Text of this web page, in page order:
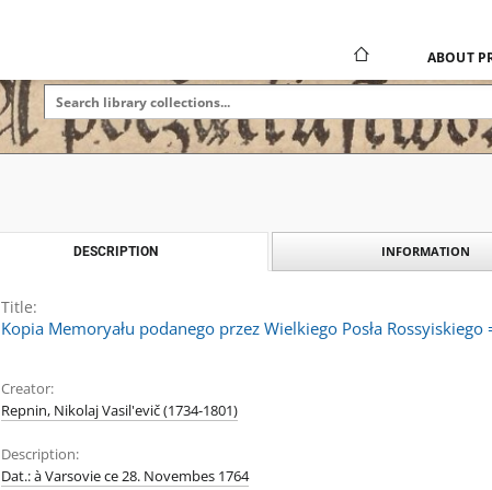
ABOUT
DESCRIPTION INFORMATION
Title:
Kopia Memoryału podanego przez Wielkiego Posła
Creator:
Repnin, Nikolaj Vasil'evič (1734-1801)
Description:
Dat.: à Varsovie ce 28. Novembes 1764